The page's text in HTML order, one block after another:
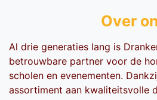
Over
Al drie generaties lang is
betrouwbare partner voor de
scholen en evenementen.
assortiment aan kwaliteitsvolle